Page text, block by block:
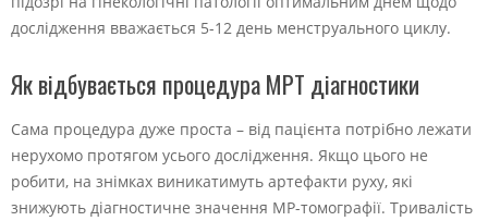
дослідження вважається 5-12 день менструального циклу.
Як відбувається процедура МРТ діагностики
Сама процедура дуже проста – від пацієнта потрібно лежати
нерухомо протягом усього дослідження. Якщо цього не
робити, на знімках виникатимуть артефакти руху, які
знижують діагностичне значення МР-томографії. Тривалість